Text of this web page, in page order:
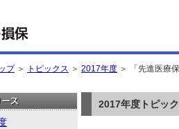
プ＞ トピックス ＞ 2017年度 ＞ 「先進医療
2017年度トピッ